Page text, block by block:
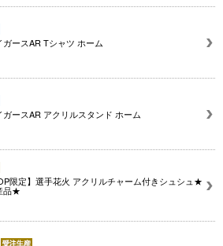
ガースAR Tシャツ ホーム
ガースAR アクリルスタンド ホーム
限定】選手花火 アクリルチャーム付きシュシュ★
品★